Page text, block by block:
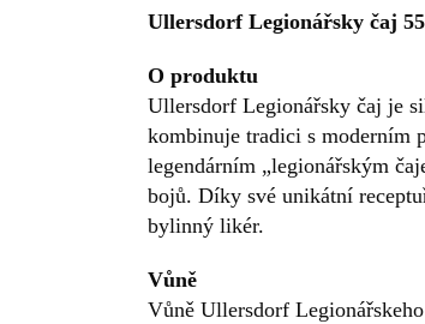
Ullersdorf Legionářsky čaj
O produktu
Ullersdorf Legionářsky čaj je
kombinuje tradici s moderním
legendárním „legionářským
bojů. Díky své unikátní
bylinný likér.
Vůně
Vůně Ullersdorf